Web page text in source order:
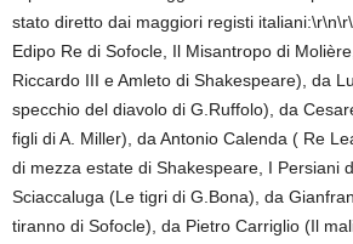
stato diretto dai maggiori registi
Edipo Re di Sofocle, Il Misantropo di
Riccardo III e Amleto di Shakespeare), da
specchio del diavolo di G.Ruffolo), da
figli di A. Miller), da Antonio Calenda ( Re
di mezza estate di Shakespeare, I Persiani
Sciaccaluga (Le tigri di G.Bona), da
tiranno di Sofocle), da Pietro Carriglio (Il